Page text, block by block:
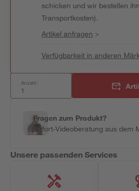
schicken und wir bestellen
Transportkosten).
Artikel anfragen >
Verfügbarkeit in anderen
Anzahl:
Fragen zum Produkt?
Sofort-Videoberatung aus dem
Unsere passenden Services